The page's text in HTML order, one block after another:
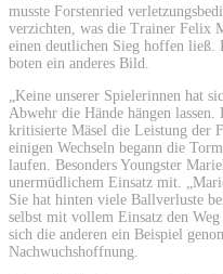
musste Forstenried
verzichten, was die Trainer Felix
einen deutlichen Sieg hoffen ließ.
boten ein anderes Bild.
„Keine unserer Spielerinnen hat
Abwehr die Hände hängen lassen.
kritisierte Mäsel die Leistung der
einigen Wechseln begann die
laufen. Besonders Youngster
unermüdlichem Einsatz mit.
Sie hat hinten viele Ballverluste
selbst mit vollem Einsatz den
sich die anderen ein Beispiel
Nachwuchshoffnung.